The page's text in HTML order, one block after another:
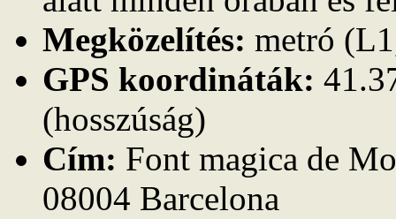
Megközelítés: metró
GPS koordináták:
(hosszúság)
Cím: Font magica de
08004 Barcelona